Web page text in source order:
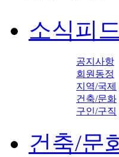
소식피드
공지사항
회원동정
지역/국제
건축/문화
구인/구직
건축/문